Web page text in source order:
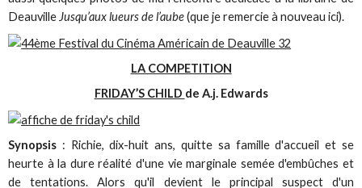
Deauville Jusqu’aux lueurs de l’aube(que je remercie à nouveau ici).
LA COMPETITION
FRIDAY’S CHILD de A.j. Edwards
Synopsis : Richie, dix-huit ans, quitte sa famille d'accueil et se
heurte à la dure réalité d'une vie marginale semée d'embûches et
de tentations. Alors qu'il devient le principal suspect d'un